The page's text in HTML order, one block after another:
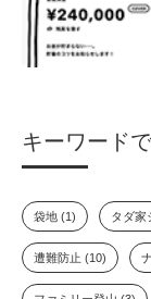
キーワード
袋地 (1) タダ家
遭難防止 (10)